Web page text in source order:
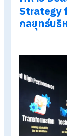
P - Prover
Earning
A -